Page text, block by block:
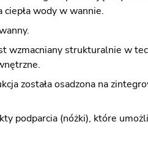
wody w wannie.
wzmacniany strukturalnie w
została osadzona na
podparcia (nóżki), które